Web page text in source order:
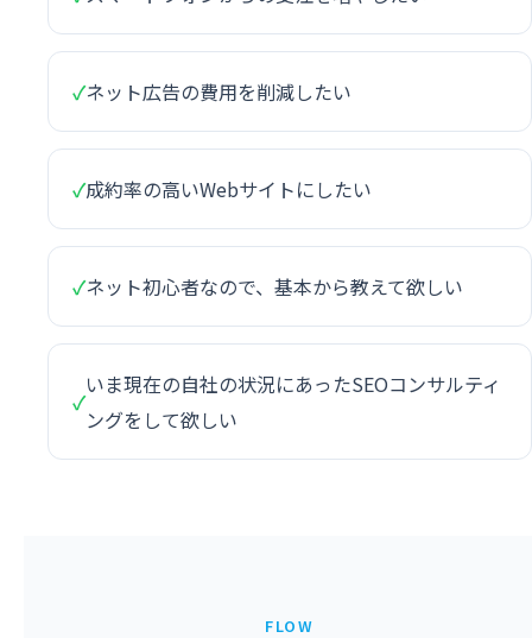
✓ネット広告の費用を削減したい
✓成約率の高いWebサイトにしたい
✓ネット初心者なので、基本から教えて欲しい
✓
いま現在の自社の状況にあったSEOコンサルティ
ングをして欲しい
FLOW